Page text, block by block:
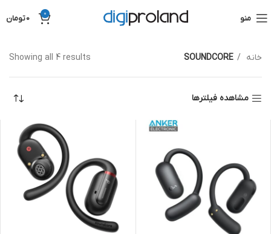
منو 0
0تومان
خانه SOUNDCORE
Showing all 4 results
مشاهده فیلترها